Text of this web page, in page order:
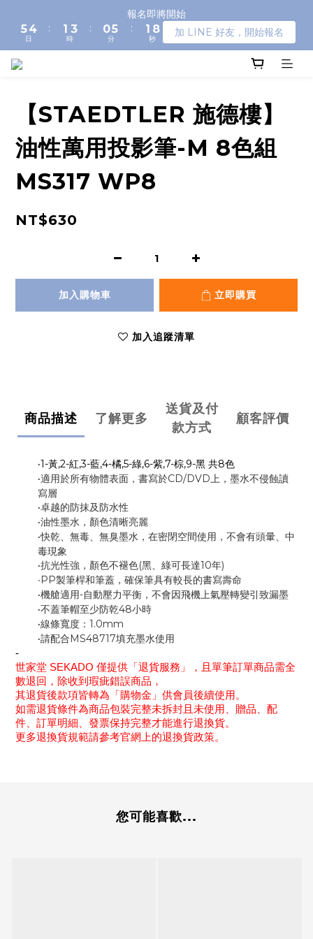
報名即將開始
5
4
3
4
3
日
:
1
0
3
2
時
:
05
4
0
分
:
2
1
0
8
7
6
2
1
0
秒
加 LINE 好友，開始報名
【STAEDTLER 施德樓】
油性萬用投影筆-M 8色組
MS317 WP8
NT$630
加入購物車 立即購買
加入追蹤清單
商品描述 了解更多
送貨及付
款方式
顧客評價
‧1-黃,2-紅,3-藍,4-橘,5-綠,6-紫,7-棕,9-黑 共8色
‧適用於所有物體表面，書寫於CD/DVD上，墨水不侵蝕讀
寫層
‧卓越的防抹及防水性
‧油性墨水，顏色清晰亮麗
‧快乾、無毒、無臭墨水，在密閉空間使用，不會有頭暈、中
毒現象
‧抗光性強，顏色不褪色(黑、綠可長達10年)
‧ PP製筆桿和筆蓋，確保筆具有較長的書寫壽命
‧機艙適用-自動壓力平衡，不會因飛機上氣壓轉變引致漏墨
‧不蓋筆帽至少防乾48小時
‧線條寬度： 1.0mm
‧請配合 MS48717填充墨水使用
-
世家堂 SEKADO 僅提供「退貨服務」，且單筆訂單商品需全
數退回，除收到瑕疵錯誤商品，
其退貨後款項皆轉為「購物金」供會員後續使用。
如需退貨條件為商品包裝完整未拆封且未使用、贈品、配
件、訂單明細、發票保持完整才能進行退換貨。
更多退換貨規範請參考官網上的退換貨政策。
您可能喜歡...